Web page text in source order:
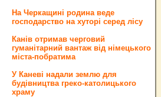
На Черкащині родина веде
господарство на хуторі серед лісу
Канів отримав черговий
гуманітарний вантаж від німецького
міста-побратима
У Каневі надали землю для
будівництва греко‐католицького
храму